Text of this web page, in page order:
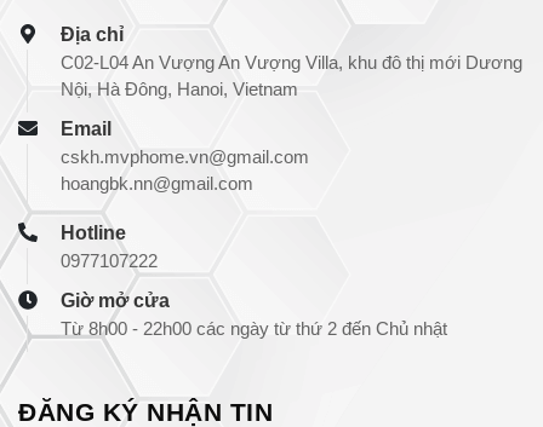
Địa chỉ
C02-L04 An Vượng An Vượng Villa, khu đô thị mới Dương
Nội, Hà Đông, Hanoi, Vietnam
Email
cskh.mvphome.vn@gmail.com
hoangbk.nn@gmail.com
Hotline
0977107222
Giờ mở cửa
Từ 8h00 - 22h00 các ngày từ thứ 2 đến Chủ nhật
ĐĂNG KÝ NHẬN TIN